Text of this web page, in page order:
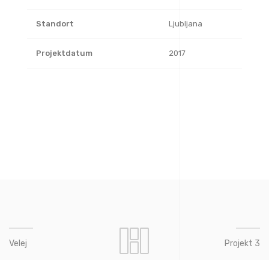
Standort Ljubljana
Projektdatum 2017
Velej Projekt 3